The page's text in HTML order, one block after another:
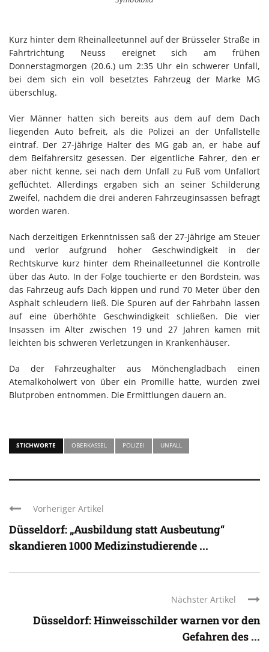
Kurz hinter dem Rheinalleetunnel auf der Brüsseler Straße in
Fahrtrichtung Neuss ereignet sich am frühen
Donnerstagmorgen (20.6.) um 2:35 Uhr ein schwerer Unfall,
bei dem sich ein voll besetztes Fahrzeug der Marke MG
überschlug.
Vier Männer hatten sich bereits aus dem auf dem Dach
liegenden Auto befreit, als die Polizei an der Unfallstelle
eintraf. Der 27-jährige Halter des MG gab an, er habe auf
dem Beifahrersitz gesessen. Der eigentliche Fahrer, den er
aber nicht kenne, sei nach dem Unfall zu Fuß vom Unfallort
geflüchtet. Allerdings ergaben sich an seiner Schilderung
Zweifel, nachdem die drei anderen Fahrzeuginsassen befragt
worden waren.
Nach derzeitigen Erkenntnissen saß der 27-Jährige am Steuer
und verlor aufgrund hoher Geschwindigkeit in der
Rechtskurve kurz hinter dem Rheinalleetunnel die Kontrolle
über das Auto. In der Folge touchierte er den Bordstein, was
das Fahrzeug aufs Dach kippen und rund 70 Meter über den
Asphalt schleudern ließ. Die Spuren auf der Fahrbahn lassen
auf eine überhöhte Geschwindigkeit schließen. Die vier
Insassen im Alter zwischen 19 und 27 Jahren kamen mit
leichten bis schweren Verletzungen in Krankenhäuser.
Da der Fahrzeughalter aus Mönchengladbach einen
Atemalkoholwert von über ein Promille hatte, wurden zwei
Blutproben entnommen. Die Ermittlungen dauern an.
STICHWORTE OBERKASSEL POLIZEI UNFALL
Vorheriger Artikel
Düsseldorf: „Ausbildung statt Ausbeutung“
skandieren 1000 Medizinstudierende ...
Nächster Artikel
Düsseldorf: Hinweisschilder warnen vor den
Gefahren des ...